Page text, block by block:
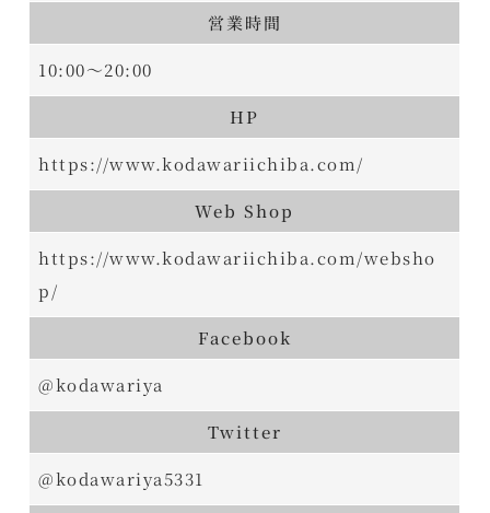
営業時間
10:00～20:00
HP
https://www.kodawariichiba.com/
Web Shop
https://www.kodawariichiba.com/websho
p/
Facebook
@kodawariya
Twitter
@kodawariya5331